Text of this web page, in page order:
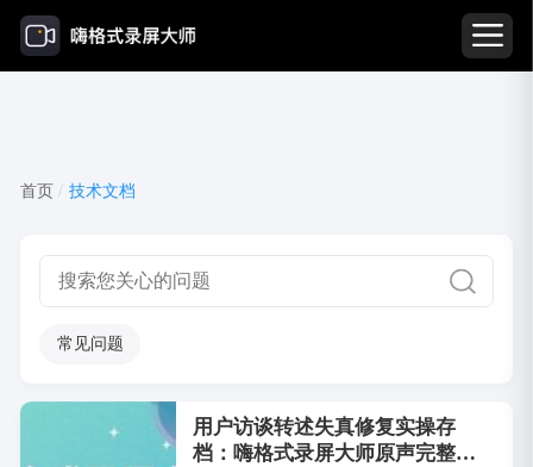
技术文档
首页 / 技术文档
常见问题
用户访谈转述失真修复实操存
档：嗨格式录屏大师原声完整录